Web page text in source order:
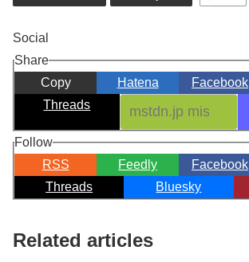
Social
Share
Copy
Hatena Facebook
Threads
Follow
RSS
Feedly Facebook
Threads
Bluesky
Related articles